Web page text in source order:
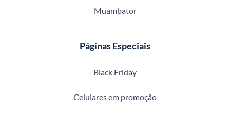
Muambator
Páginas Especiais
Black Friday
Celulares em promoção